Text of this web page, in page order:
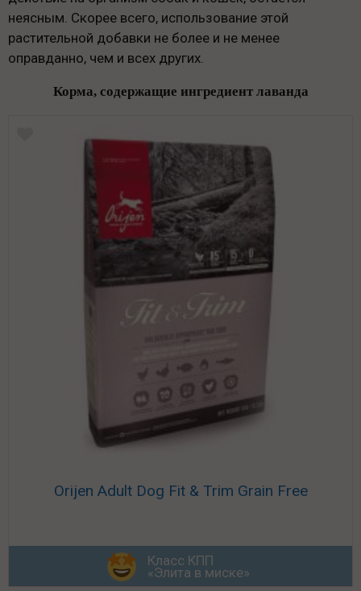
неясным. Скорее всего, использование этой
растительной добавки не более и не менее
оправданно, чем и всех других.
Корма, содержащие ингредиент лаванда
Orijen Adult Dog Fit & Trim Grain Free
Класс КПП
«Элита в миске»